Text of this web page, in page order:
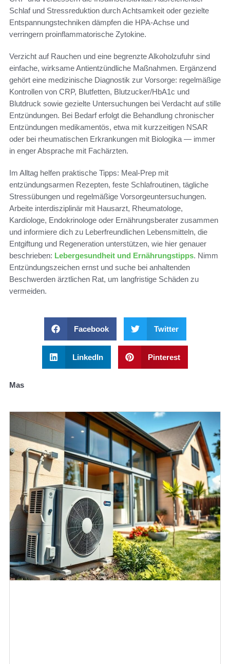
Schlaf und Stressreduktion durch Achtsamkeit oder gezielte
Entspannungstechniken dämpfen die HPA-Achse und
verringern proinflammatorische Zytokine.
Verzicht auf Rauchen und eine begrenzte Alkoholzufuhr sind
einfache, wirksame Antientzündliche Maßnahmen. Ergänzend
gehört eine medizinische Diagnostik zur Vorsorge: regelmäßige
Kontrollen von CRP, Blutfetten, Blutzucker/HbA1c und
Blutdruck sowie gezielte Untersuchungen bei Verdacht auf stille
Entzündungen. Bei Bedarf erfolgt die Behandlung chronischer
Entzündungen medikamentös, etwa mit kurzzeitigen NSAR
oder bei rheumatischen Erkrankungen mit Biologika — immer
in enger Absprache mit Fachärzten.
Im Alltag helfen praktische Tipps: Meal-Prep mit
entzündungsarmen Rezepten, feste Schlafroutinen, tägliche
Stressübungen und regelmäßige Vorsorgeuntersuchungen.
Arbeite interdisziplinär mit Hausarzt, Rheumatologe,
Kardiologe, Endokrinologe oder Ernährungsberater zusammen
und informiere dich zu Leberfreundlichen Lebensmitteln, die
Entgiftung und Regeneration unterstützen, wie hier genauer
beschrieben: Lebergesundheit und Ernährungstipps. Nimm
Entzündungszeichen ernst und suche bei anhaltenden
Beschwerden ärztlichen Rat, um langfristige Schäden zu
vermeiden.
Facebook Twitter
LinkedIn Pinterest
Mas